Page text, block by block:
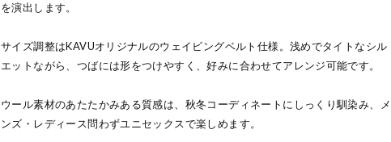
を演出します。
サイズ調整はKAVUオリジナルのウェイビングベルト仕様。浅めでタイトなシル
エットながら、つばには形をつけやすく、好みに合わせてアレンジ可能です。
ウール素材のあたたかみある質感は、秋冬コーディネートにしっくり馴染み、メ
ンズ・レディース問わずユニセックスで楽しめます。